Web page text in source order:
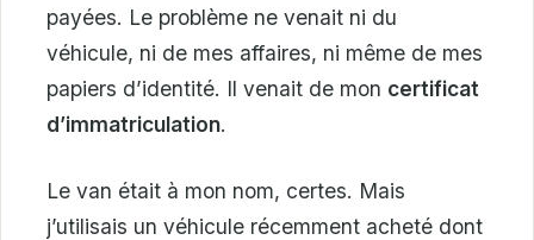
payées. Le problème ne venait ni du
véhicule, ni de mes affaires, ni même de mes
papiers d’identité. Il venait de mon certificat
d’immatriculation.
Le van était à mon nom, certes. Mais
j’utilisais un véhicule récemment acheté dont